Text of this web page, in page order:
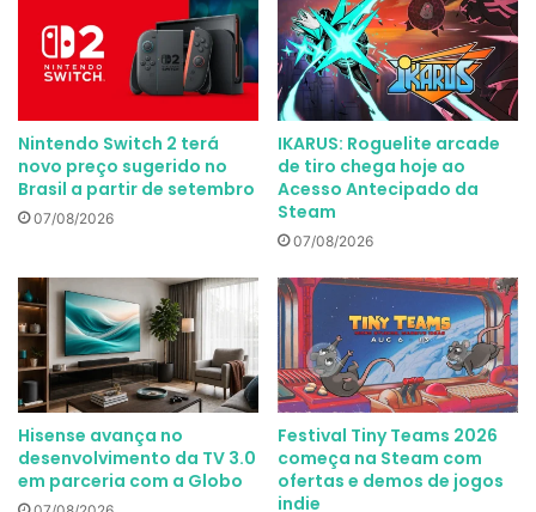
Nintendo Switch 2 terá
novo preço sugerido no
Brasil a partir de setembro
07/08/2026
IKARUS: Roguelite arcade
de tiro chega hoje ao
Acesso Antecipado da
Steam
07/08/2026
Hisense avança no
desenvolvimento da TV 3.0
em parceria com a Globo
Festival Tiny Teams 2026
começa na Steam com
ofertas e demos de jogos
indie